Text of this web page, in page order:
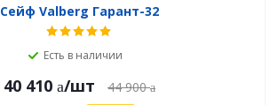
Сейф Valberg Гарант-32
Есть в наличии
40 410 /шт 44 900